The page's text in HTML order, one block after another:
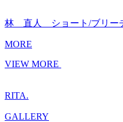
林 直人 ショート/ブリー
MORE
VIEW MORE
RITA.
GALLERY